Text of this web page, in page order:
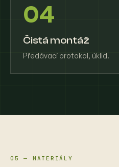
04
Čistá montáž
Předávací protokol, úklid.
05 — MATERIÁLY